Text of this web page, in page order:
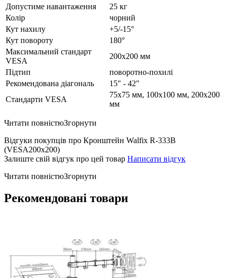
Допустиме навантаження
25 кг
Колір
чорний
Кут нахилу
+5/-15°
Кут повороту
180°
Максимальний стандарт
VESA
200х200 мм
Підтип
поворотно-похилі
Рекомендована діагональ
15" - 42"
Стандарти VESA
75х75 мм, 100х100 мм, 200х200
мм
Читати повністюЗгорнути
Відгуки покупців про Кронштейн Walfix R-333B
(VESA200х200)
Залиште свій відгук про цей товар Написати відгук
Читати повністюЗгорнути
Рекомендовані товари